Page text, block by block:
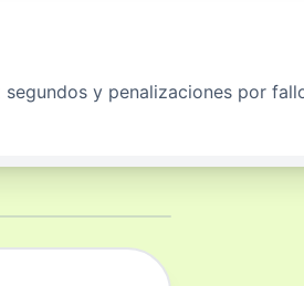
y penalizaciones por